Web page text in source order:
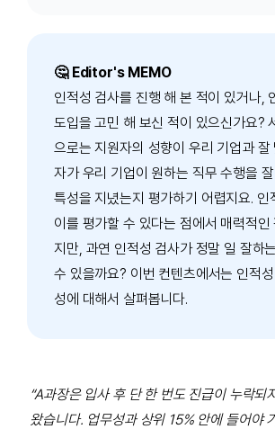
🤔 Editor's MEMO
인적성 검사를 진행 해 본 적이 있거나,
도입을 고민 해 보신 적이 있으신가요?
으로는 지원자의 성향이 우리 기업과 잘
자가 우리 기업이 원하는 직무 수행을
특성을 지녔는지 평가하기 어렵지요. 인
이를 평가할 수 있다는 점에서 매력적인
지만, 과연 인적성 검사가 정말 일 잘하
수 있을까요? 이번 컨텐츠에서는 인적
성에 대해서 살펴봅니다.
“A과장은 입사 후 단 한 번도 진급이 누락되
왔습니다. 업무성과 상위15% 안에 들어야